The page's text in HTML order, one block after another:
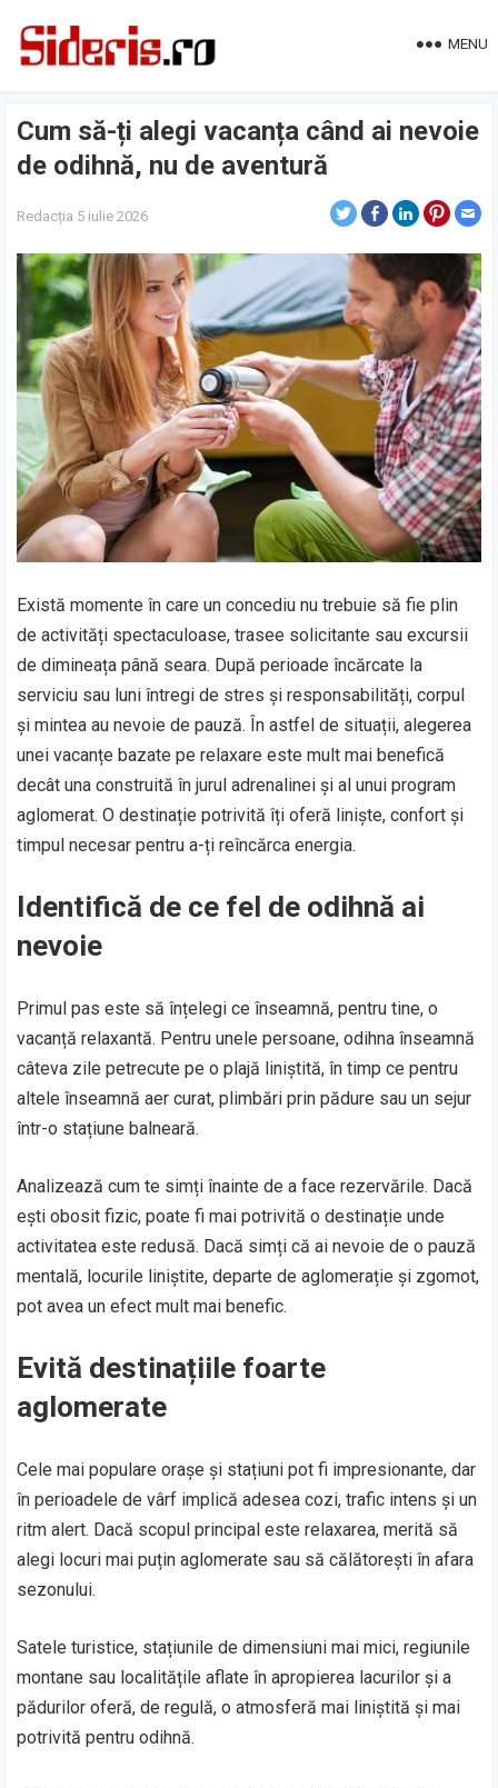
MENU
Cum să-ți alegi vacanța când ai nevoie
de odihnă, nu de aventură
Redacția 5 iulie 2026
Există momente în care un concediu nu trebuie să fie plin
de activități spectaculoase, trasee solicitante sau excursii
de dimineața până seara. După perioade încărcate la
serviciu sau luni întregi de stres și responsabilități, corpul
și mintea au nevoie de pauză. În astfel de situații, alegerea
unei vacanțe bazate pe relaxare este mult mai benefică
decât una construită în jurul adrenalinei și al unui program
aglomerat. O destinație potrivită îți oferă liniște, confort și
timpul necesar pentru a-ți reîncărca energia.
Identifică de ce fel de odihnă ai
nevoie
Primul pas este să înțelegi ce înseamnă, pentru tine, o
vacanță relaxantă. Pentru unele persoane, odihna înseamnă
câteva zile petrecute pe o plajă liniștită, în timp ce pentru
altele înseamnă aer curat, plimbări prin pădure sau un sejur
într-o stațiune balneară.
Analizează cum te simți înainte de a face rezervările. Dacă
ești obosit fizic, poate fi mai potrivită o destinație unde
activitatea este redusă. Dacă simți că ai nevoie de o pauză
mentală, locurile liniștite, departe de aglomerație și zgomot,
pot avea un efect mult mai benefic.
Evită destinațiile foarte
aglomerate
Cele mai populare orașe și stațiuni pot fi impresionante, dar
în perioadele de vârf implică adesea cozi, trafic intens și un
ritm alert. Dacă scopul principal este relaxarea, merită să
alegi locuri mai puțin aglomerate sau să călătorești în afara
sezonului.
Satele turistice, stațiunile de dimensiuni mai mici, regiunile
montane sau localitățile aflate în apropierea lacurilor și a
pădurilor oferă, de regulă, o atmosferă mai liniștită și mai
potrivită pentru odihnă.